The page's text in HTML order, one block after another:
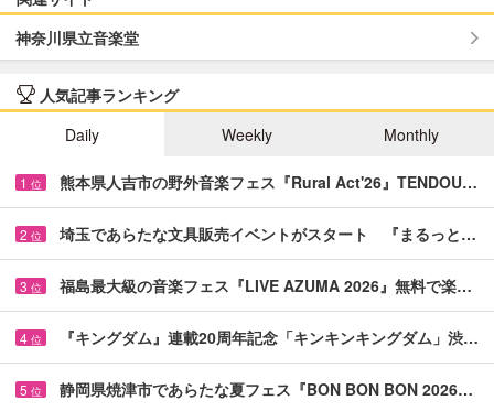
神奈川県立音楽堂
人気記事ランキング
Daily
Weekly Monthly
1 位 熊本県人吉市の野外音楽フェス『Rural Act'26』TENDOU…
2 位 埼玉であらたな文具販売イベントがスタート 『まるっと…
3 位 福島最大級の音楽フェス『LIVE AZUMA 2026』無料で楽…
4 位 『キングダム』連載20周年記念「キンキンキングダム」渋…
5 位 静岡県焼津市であらたな夏フェス『BON BON BON 2026…